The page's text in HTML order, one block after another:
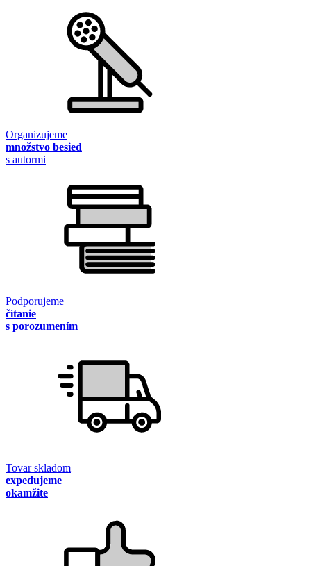
Organizujeme
množstvo besied
s autormi
Podporujeme
čítanie
s porozumením
Tovar skladom
expedujeme
okamžite